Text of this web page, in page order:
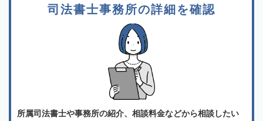
司法書士事務所の詳細を確認
所属司法書士や事務所の紹介、相談料金などから相談したい